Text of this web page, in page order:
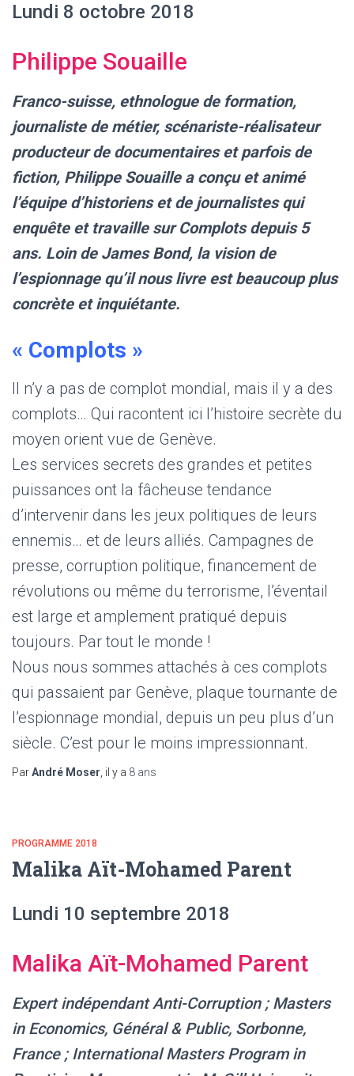
Lundi 8 octobre 2018
Philippe Souaille
Franco-suisse, ethnologue de formation,
journaliste de métier, scénariste-réalisateur
producteur de documentaires et parfois de
fiction, Philippe Souaille a conçu et animé
l’équipe d’historiens et de journalistes qui
enquête et travaille sur Complots depuis 5
ans. Loin de James Bond, la vision de
l’espionnage qu’il nous livre est beaucoup plus
concrète et inquiétante.
« Complots »
Il n’y a pas de complot mondial, mais il y a des
complots… Qui racontent ici l’histoire secrète du
moyen orient vue de Genève.
Les services secrets des grandes et petites
puissances ont la fâcheuse tendance
d’intervenir dans les jeux politiques de leurs
ennemis… et de leurs alliés. Campagnes de
presse, corruption politique, financement de
révolutions ou même du terrorisme, l’éventail
est large et amplement pratiqué depuis
toujours. Par tout le monde !
Nous nous sommes attachés à ces complots
qui passaient par Genève, plaque tournante de
l’espionnage mondial, depuis un peu plus d’un
siècle. C’est pour le moins impressionnant.
ParAndré Moser , il y a 8 ans
PROGRAMME 2018
Malika Aït-Mohamed Parent
Lundi 10 septembre 2018
Malika Aït-Mohamed Parent
Expert indépendant Anti-Corruption ; Masters
in Economics, Général & Public, Sorbonne,
France ; International Masters Program in